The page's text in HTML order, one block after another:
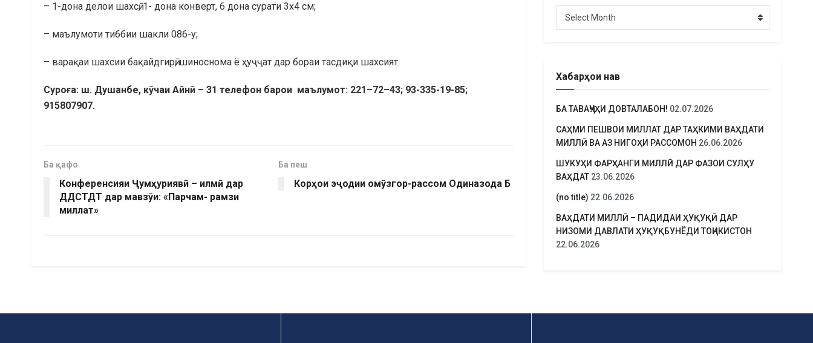
– 1-дона делои шахсӣ, 1- дона конверт, 6 дона сурати 3х4 см;
– маълумоти тиббии шакли 086-у;
– варақаи шахсии бақайдгирӣ, шиноснома ё ҳуҷҷат дар бораи тасдиқи шахсият.
Суроға: ш. Душанбе, кӯчаи Айнӣ – 31 телефон барои маълумот: 221 –72–43; 93-335-19-85;
915807907.
Ба қафо
Конференсияи Ҷумҳуриявӣ – илмӣ дар
ДДСТДТ дар мавзӯи: «Парчам- рамзи
миллат»
Ба пеш
Корҳои эҷодии омӯзгор-рассом Одиназода Б
Select Month
Хабарҳои нав
БА ТАВАҶҶУҲИ ДОВТАЛАБОН! 02.07.2026
САҲМИ ПЕШВОИ МИЛЛАТ ДАР ТАҲКИМИ ВАҲДАТИ
МИЛЛӢ ВА АЗ НИГОҲИ РАССОМОН 26.06.2026
ШУКУҲИ ФАРҲАНГИ МИЛЛӢ ДАР ФАЗОИ СУЛҲУ
ВАҲДАТ 23.06.2026
(no title) 22.06.2026
ВАҲДАТИ МИЛЛӢ – ПАДИДАИ ҲУҚУҚӢ ДАР
НИЗОМИ ДАВЛАТИ ҲУҚУҚБУНЁДИ ТОҶИКИСТОН
22.06.2026